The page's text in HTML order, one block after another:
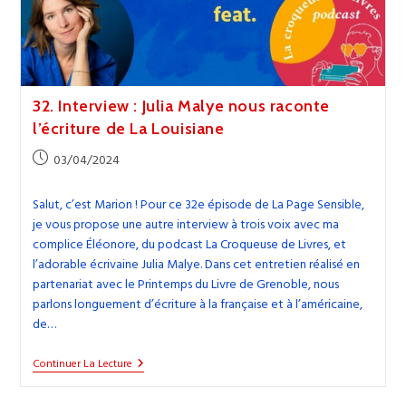
32. Interview : Julia Malye nous raconte
l’écriture de La Louisiane
Publication
03/04/2024
Salut, c’est Marion ! Pour ce 32e épisode de La Page Sensible,
je vous propose une autre interview à trois voix avec ma
complice Éléonore, du podcast La Croqueuse de Livres, et
l’adorable écrivaine Julia Malye. Dans cet entretien réalisé en
partenariat avec le Printemps du Livre de Grenoble, nous
parlons longuement d’écriture à la française et à l’américaine,
de…
Continuer La Lecture32.
Interview